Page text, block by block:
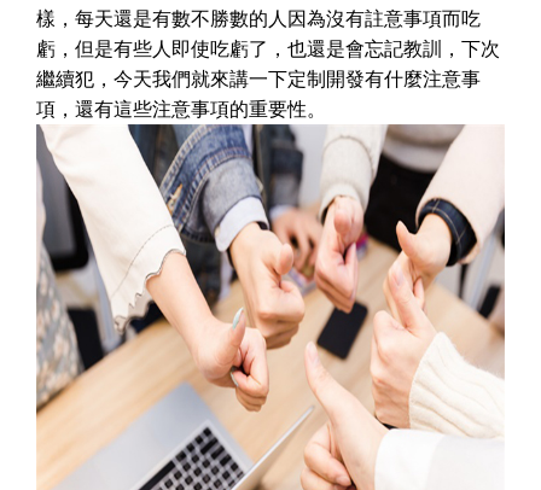
樣，每天還是有數不勝數的人因為沒有註意事項而吃
虧，但是有些人即使吃虧了，也還是會忘記教訓，下次
繼續犯，今天我們就來講一下定制開發有什麼注意事
項，還有這些注意事項的重要性。